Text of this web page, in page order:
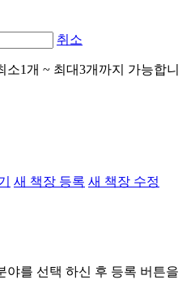
취소
1개 ~ 최대3개까지 가능합니
새 책장 등록 새 책장 수정
야를 선택 하신 후 등록 버튼을